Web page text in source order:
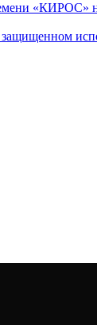
«КИРОС»
защищенном